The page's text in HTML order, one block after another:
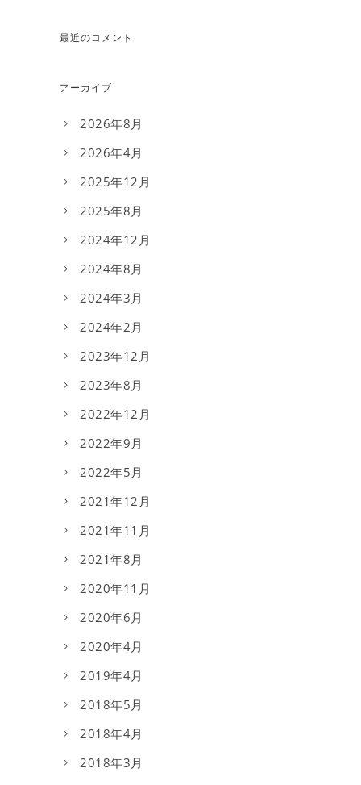
最近のコメント
アーカイブ
2026年8月
2026年4月
2025年12月
2025年8月
2024年12月
2024年8月
2024年3月
2024年2月
2023年12月
2023年8月
2022年12月
2022年9月
2022年5月
2021年12月
2021年11月
2021年8月
2020年11月
2020年6月
2020年4月
2019年4月
2018年5月
2018年4月
2018年3月